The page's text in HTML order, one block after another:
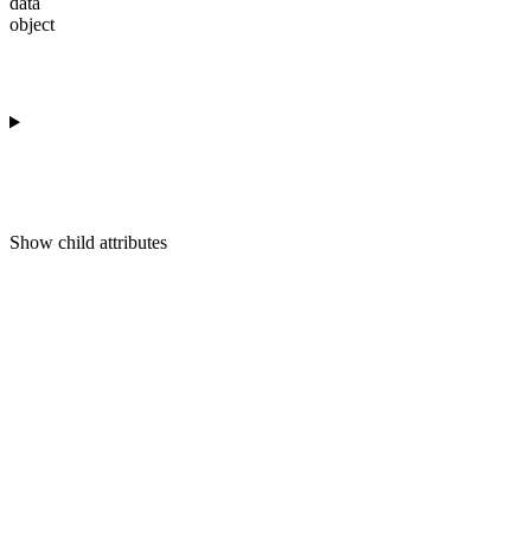
object
Show child attributes